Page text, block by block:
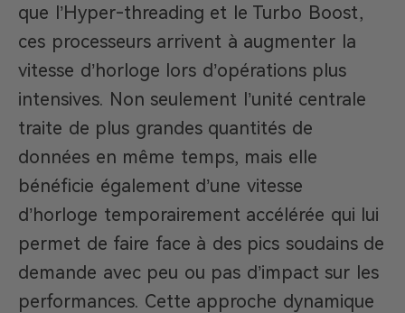
que l’Hyper-threading et le Turbo Boost,
ces processeurs arrivent à augmenter la
vitesse d’horloge lors d’opérations plus
intensives. Non seulement l’unité centrale
traite de plus grandes quantités de
données en même temps, mais elle
bénéficie également d’une vitesse
d’horloge temporairement accélérée qui lui
permet de faire face à des pics soudains de
demande avec peu ou pas d’impact sur les
performances. Cette approche dynamique